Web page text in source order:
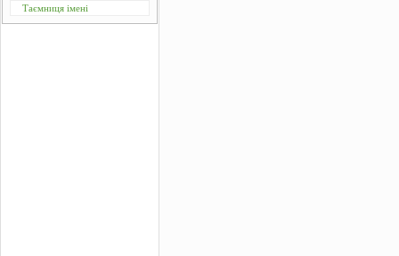
Таємниця імені